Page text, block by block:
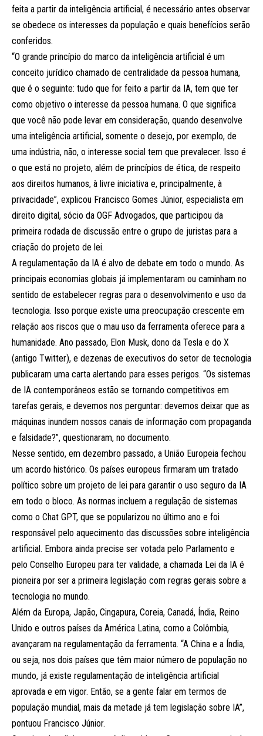
feita a partir da inteligência artificial, é necessário antes observar
se obedece os interesses da população e quais benefícios serão
conferidos.
“O grande princípio do marco da inteligência artificial é um
conceito jurídico chamado de centralidade da pessoa humana,
que é o seguinte: tudo que for feito a partir da IA, tem que ter
como objetivo o interesse da pessoa humana. O que significa
que você não pode levar em consideração, quando desenvolve
uma inteligência artificial, somente o desejo, por exemplo, de
uma indústria, não, o interesse social tem que prevalecer. Isso é
o que está no projeto, além de princípios de ética, de respeito
aos direitos humanos, à livre iniciativa e, principalmente, à
privacidade”, explicou Francisco Gomes Júnior, especialista em
direito digital, sócio da OGF Advogados, que participou da
primeira rodada de discussão entre o grupo de juristas para a
criação do projeto de lei.
A regulamentação da IA é alvo de debate em todo o mundo. As
principais economias globais já implementaram ou caminham no
sentido de estabelecer regras para o desenvolvimento e uso da
tecnologia. Isso porque existe uma preocupação crescente em
relação aos riscos que o mau uso da ferramenta oferece para a
humanidade. Ano passado, Elon Musk, dono da Tesla e do X
(antigo Twitter), e dezenas de executivos do setor de tecnologia
publicaram uma carta alertando para esses perigos. “Os sistemas
de IA contemporâneos estão se tornando competitivos em
tarefas gerais, e devemos nos perguntar: devemos deixar que as
máquinas inundem nossos canais de informação com propaganda
e falsidade?”, questionaram, no documento.
Nesse sentido, em dezembro passado, a União Europeia fechou
um acordo histórico. Os países europeus firmaram um tratado
político sobre um projeto de lei para garantir o uso seguro da IA
em todo o bloco. As normas incluem a regulação de sistemas
como o Chat GPT, que se popularizou no último ano e foi
responsável pelo aquecimento das discussões sobre inteligência
artificial. Embora ainda precise ser votada pelo Parlamento e
pelo Conselho Europeu para ter validade, a chamada Lei da IA é
pioneira por ser a primeira legislação com regras gerais sobre a
tecnologia no mundo.
Além da Europa, Japão, Cingapura, Coreia, Canadá, Índia, Reino
Unido e outros países da América Latina, como a Colômbia,
avançaram na regulamentação da ferramenta. “A China e a Índia,
ou seja, nos dois países que têm maior número de população no
mundo, já existe regulamentação de inteligência artificial
aprovada e em vigor. Então, se a gente falar em termos de
população mundial, mais da metade já tem legislação sobre IA”,
pontuou Francisco Júnior.